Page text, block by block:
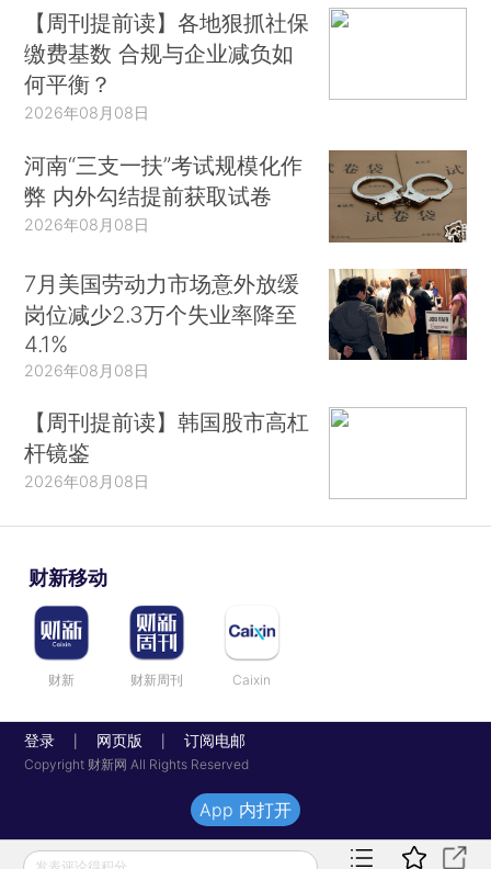
【周刊提前读】各地狠抓社保
缴费基数 合规与企业减负如
何平衡？
2026年08月08日
河南“三支一扶”考试规模化作
弊 内外勾结提前获取试卷
2026年08月08日
7月美国劳动力市场意外放缓
岗位减少2.3万个失业率降至
4.1%
2026年08月08日
【周刊提前读】韩国股市高杠
杆镜鉴
2026年08月08日
财新移动
财新 财新周刊 Caixin
登录 网页版 订阅电邮
Copyright 财新网 All Rights Reserved
发表评论得积分
App 内打开